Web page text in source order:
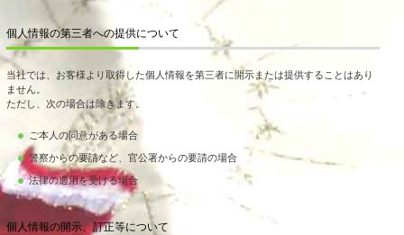
個人情報の第三者への提供について
当社では、お客様より取得した個人情報を第三者に開示または提供することはあり
ません。
ただし、次の場合は除きます。
ご本人の同意がある場合
警察からの要請など、官公署からの要請の場合
法律の適用を受ける場合
個人情報の開示、訂正等について